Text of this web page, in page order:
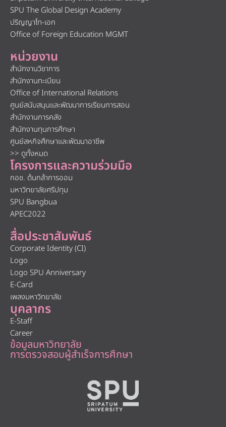
SPU The Global Design Academy
ปริญญาโท-เอก
Office of Foreign Education MGMT
หน่วยงาน
สำนักงานวิชาการ
สำนักงานทะเบียน
Office of International Relations
ศูนย์สนับสนุนและพัฒนาการเรียนการสอน
สำนักงานการคลัง
สำนักงานทุนการศึกษา
ศูนย์สหกิจศึกษาและพัฒนาอาชีพ
>> ดูทั้งหมด
โครงการและความร่วมมือ
กอช. ต้นกล้าการออม
มหาวิทยาลัยศรีปทุม
SPU Bangbua
APEC2022
สื่อประชาสัมพันธ์
Corporate Identity (CI)
Logo
Logo SPU Anniversary
E-Card
เพลงมหาวิทยาลัย
บุคลากร
E-Staff
Career
ข้อมูลมหาวิทยาลัย
การตรวจสอบผู้สำเร็จการศึกษา